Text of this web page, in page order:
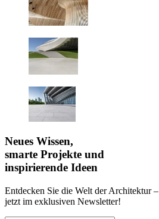
Neues Wissen,
smarte Projekte und
inspirierende Ideen
Entdecken Sie die Welt der Architektur –
jetzt im exklusiven Newsletter!